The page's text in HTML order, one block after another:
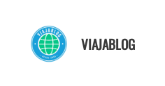
contenido
VIAJABLOG